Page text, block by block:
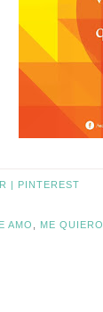
| PINTEREST
AMO ME QUIERO